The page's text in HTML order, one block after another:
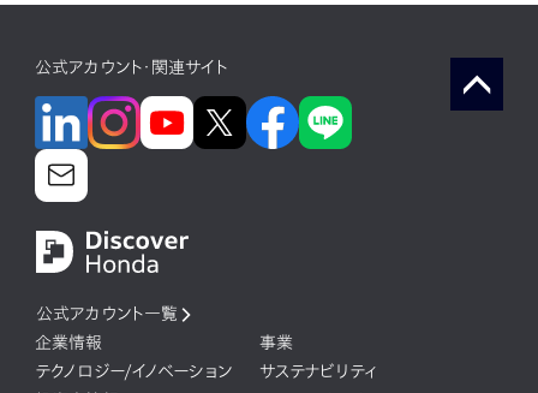
公式アカウント・関連サイト
公式アカウント一覧
企業情報
事業
テクノロジー/イノベーション
サステナビリティ